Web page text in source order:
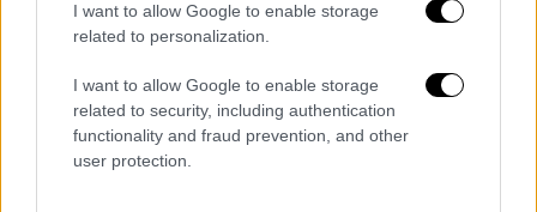
I want to allow Google to enable storage
related to personalization.
I want to allow Google to enable storage
related to security, including authentication
functionality and fraud prevention, and other
user protection.